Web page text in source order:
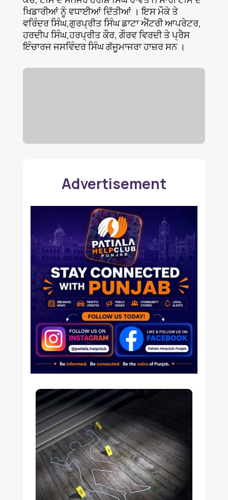
ਖਿਡਾਰੀਆਂ ਨੂੰ ਵਧਾਈਆਂ ਦਿੱਤੀਆਂ । ਇਸ ਮੌਕੇ ਤੇ
ਵਰਿੰਦਰ ਸਿੰਘ,ਗੁਰਪ੍ਰੀਤ ਸਿੰਘ ਡਾਟਾ ਐਂਟਰੀ ਆਪਰੇਟਰ,
ਹਰਦੀਪ ਸਿੰਘ,ਹਰਪ੍ਰੀਤ ਕੌਰ, ਗੌਰਵ ਵਿਰਦੀ ਤੇ ਪ੍ਰੈਸ
ਇੰਚਾਰਜ ਜਸਵਿੰਦਰ ਸਿੰਘ ਗੱਜੂਮਾਜਰਾ ਹਾਜ਼ਰ ਸਨ ।
Advertisement